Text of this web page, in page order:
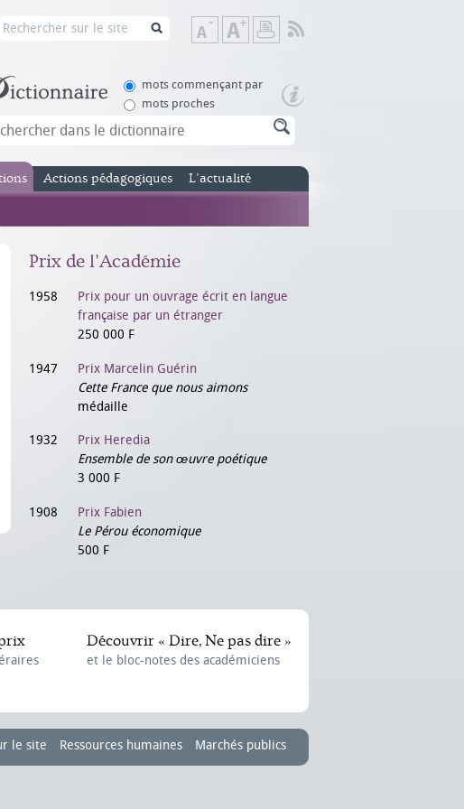
Diminuer
la
de
Augmenter
la
de
mots commençant par
mots proches
Actions pédagogiques L’actualité
Prix de l’Académie
1958
Prix pour un ouvrage écrit en langue
française par un étranger
250 000 F
1947
Prix Marcelin Guérin
Cette France que nous aimons
médaille
1932
Prix Heredia
Ensemble de son œuvre poétique
3 000 F
1908
Prix Fabien
Le Pérou économique
500 F
Découvrir « Dire, Ne pas dire »
et le bloc-notes des académiciens
le site Ressources humaines Marchés publics